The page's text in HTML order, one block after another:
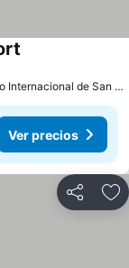
a 1.8 km de: Aeropuerto Internacional de San Francisco
Ver precios
Compartir